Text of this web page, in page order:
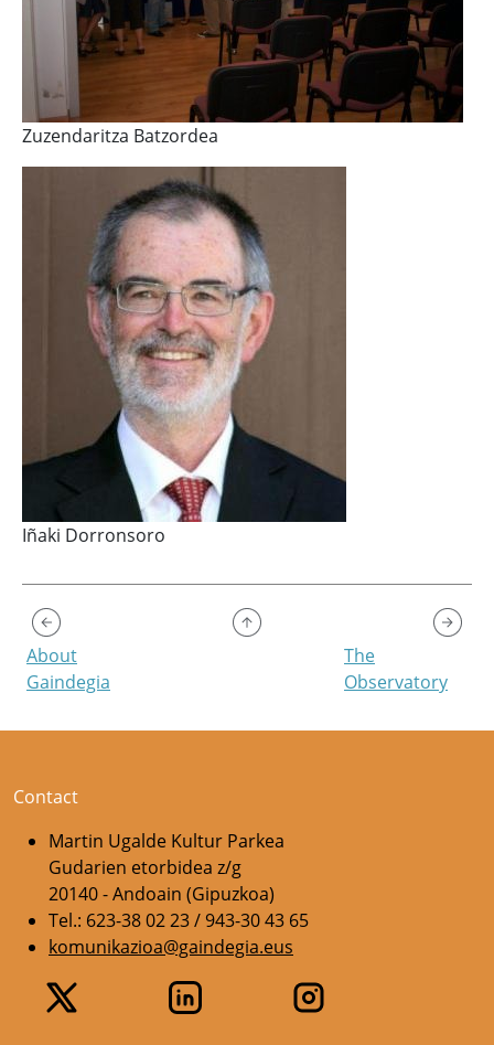
Zuzendaritza Batzordea
Iñaki Dorronsoro
About
Gaindegia
The
Observatory
Contact
Martin Ugalde Kultur Parkea
Gudarien etorbidea z/g
20140 - Andoain (Gipuzkoa)
Tel.: 623-38 02 23 / 943-30 43 65
komunikazioa@gaindegia.eus